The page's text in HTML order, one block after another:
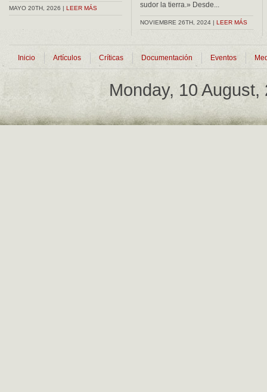
MAYO 20TH, 2026 | LEER MÁS
sudor la tierra.» Desde...
NOVIEMBRE 26TH, 2024 | LEER MÁS
Inicio Artículos Críticas Documentación Eventos
Monday, 10